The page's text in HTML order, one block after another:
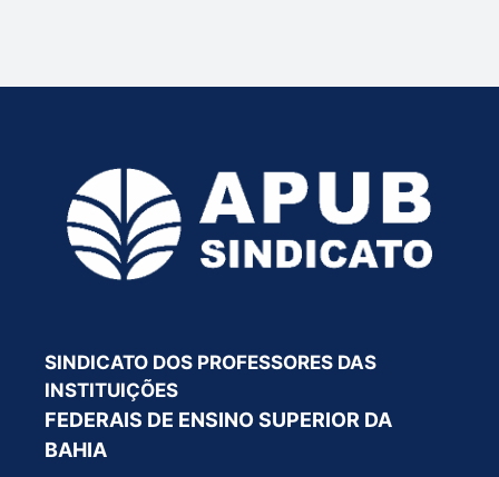
SINDICATO DOS PROFESSORES DAS
INSTITUIÇÕES
FEDERAIS DE ENSINO SUPERIOR DA
BAHIA